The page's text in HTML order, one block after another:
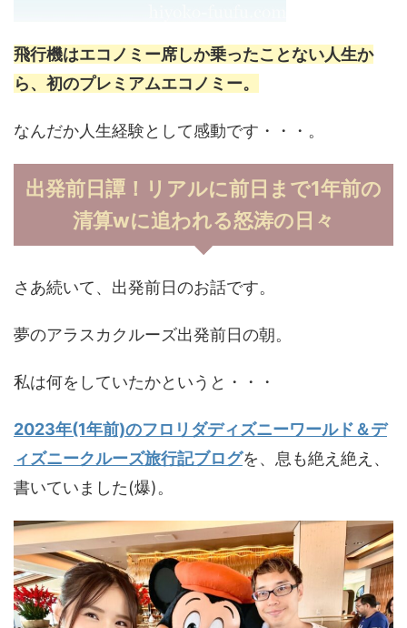
飛行機はエコノミー席しか乗ったことない人生か
ら、初のプレミアムエコノミー。
なんだか人生経験として感動です・・・。
出発前日譚！リアルに前日まで1年前の
清算wに追われる怒涛の日々
さあ続いて、出発前日のお話です。
夢のアラスカクルーズ出発前日の朝。
私は何をしていたかというと・・・
2023年(1年前)のフロリダディズニーワールド＆デ
ィズニークルーズ旅行記ブログを、息も絶え絶え、
書いていました(爆)。